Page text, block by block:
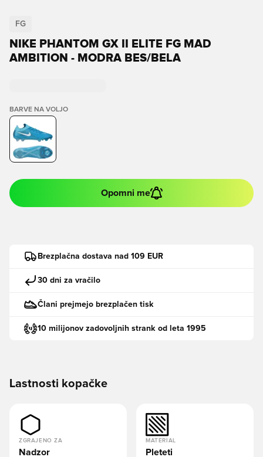
FG
NIKE PHANTOM GX II ELITE FG MAD
AMBITION - MODRA BES/BELA
BARVE NA VOLJO
Opomni me
Brezplačna dostava nad 109 EUR
30 dni za vračilo
Člani prejmejo brezplačen tisk
10 milijonov zadovoljnih strank od leta 1995
Lastnosti kopačke
ZGRAJENO ZA
Nadzor
MATERIAL
Pleteti